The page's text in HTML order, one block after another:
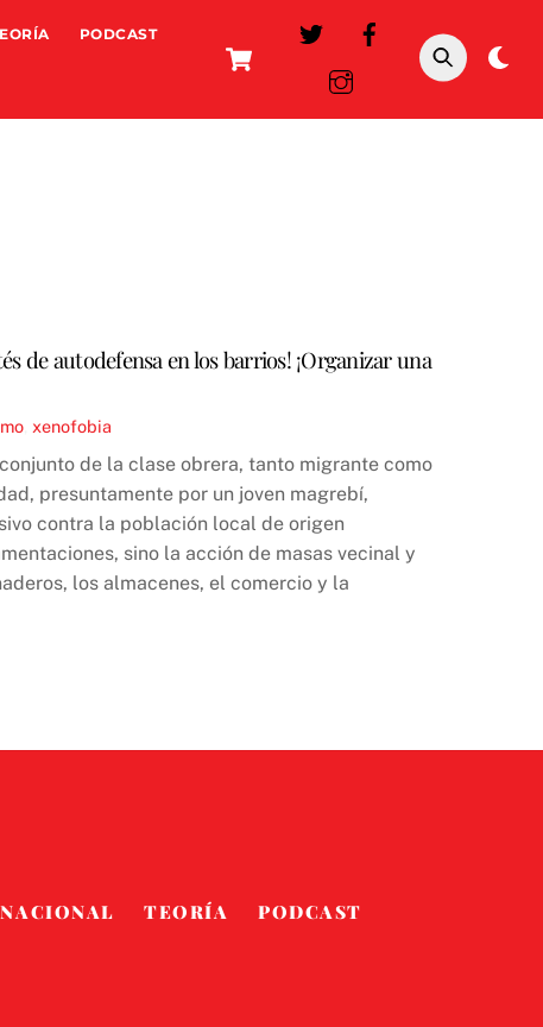
Cart
PODCAST
de autodefensa en los barrios! ¡Organizar una
,xenofobia
de la clase obrera, tanto migrante como
presuntamente por un joven magrebí,
contra la población local de origen
sino la acción de masas vecinal y
los almacenes, el comercio y la
TEORÍA
PODCAST